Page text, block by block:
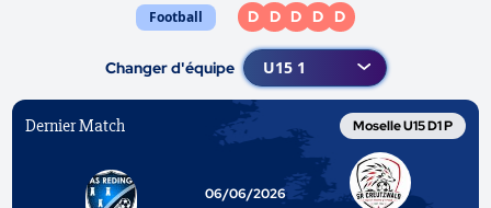
Football D D D D D
Changer d'équipe
Dernier Match Moselle U15 D1 P
06/06/2026